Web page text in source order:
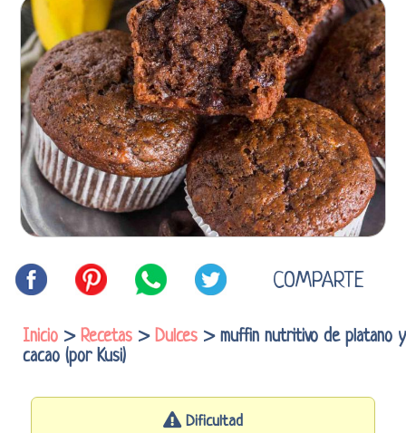
COMPARTE
Inicio > Recetas > Dulces > muffin nutritivo de platano y
cacao (por Kusi)
Dificultad